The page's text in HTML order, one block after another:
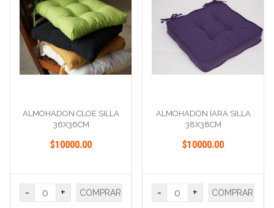
ALMOHADON CLOE SILLA
36X36CM
$10000.00
- + COMPRAR
ALMOHADON IARA SILLA
38X38CM
$10000.00
- + COMPRAR